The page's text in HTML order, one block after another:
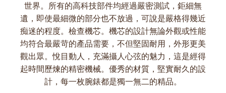
世界。所有的高科技部件均經過嚴密測試，鉅細無
遺，即使最細微的部分也不放過，可說是嚴格得幾近
痴迷的程度。檢查機芯。機芯的設計無論外觀或性能
均符合最嚴苛的產品需要，不但堅固耐用，外形更美
觀出眾。悅目動人，充滿攝人心弦的魅力，這是經得
起時間歷煉的精密機械。優秀的材質，堅實耐久的設
計，每一枚腕錶都是獨一無二的精品。